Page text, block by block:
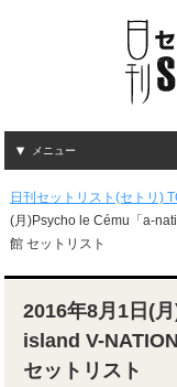
メニュー
日刊セットリスト(セトリ)
(月)Psycho le Cému「a-
館 セットリスト
2016年8月1日(
island V-
セットリスト